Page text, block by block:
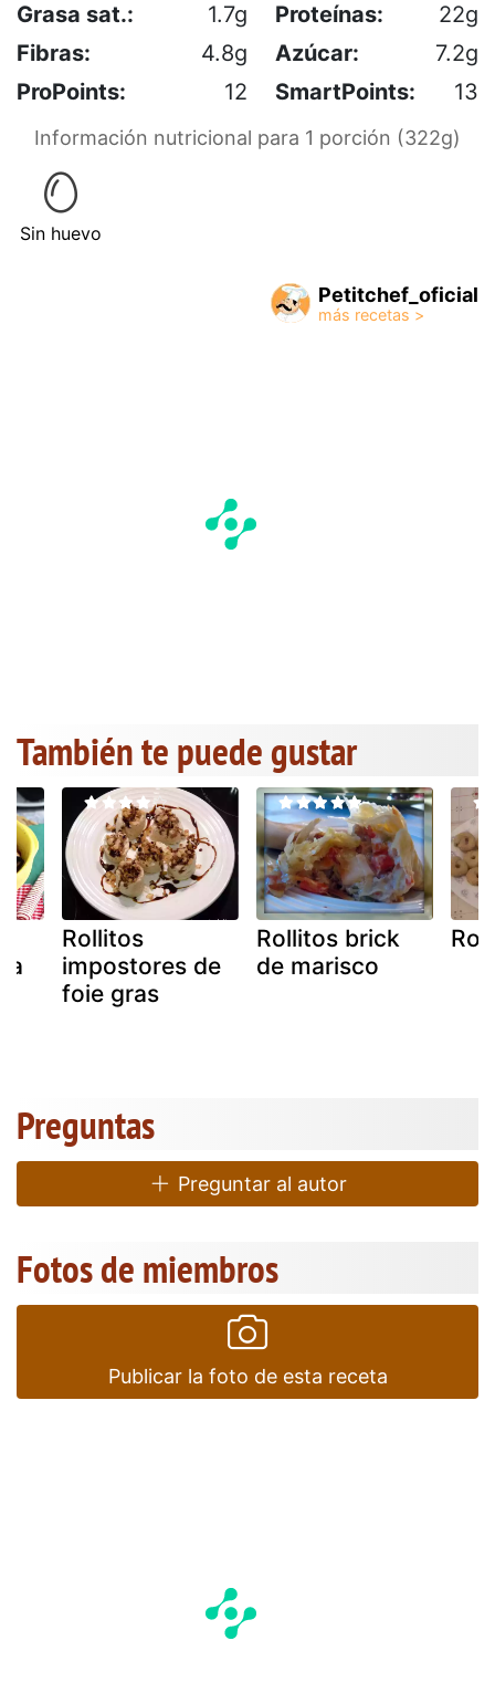
Grasa sat.:
1.7g Proteínas:
22g
Fibras:
4.8g Azúcar:
7.2g
ProPoints:
12 SmartPoints: 13
Información nutricional para 1 porción (322g)
Sin huevo
Petitchef_oficial
También te puede gustar
Rollitos
impostores de
foie gras
Rollitos brick
de marisco
Preguntas
Preguntar al autor
Fotos de miembros
Publicar la foto de esta receta